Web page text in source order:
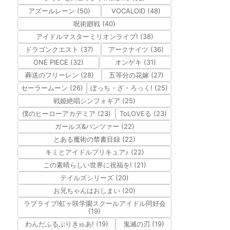
アズールレーン (50)
VOCALOID (48)
呪術廻戦 (40)
アイドルマスターミリオンライブ! (38)
ドラゴンクエスト (37)
アークナイツ (36)
ONE PIECE (32)
オンゲキ (31)
葬送のフリーレン (28)
五等分の花嫁 (27)
セーラームーン (26)
ぼっち・ざ・ろっく! (25)
戦姫絶唱シンフォギア (25)
僕のヒーローアカデミア (23)
ToLOVEる (23)
ガールズ&パンツァー (22)
とある魔術の禁書目録 (22)
キミとアイドルプリキュア♪ (22)
この素晴らしい世界に祝福を! (21)
テイルズシリーズ (20)
お兄ちゃんはおしまい (20)
ラブライブ!虹ヶ咲学園スクールアイドル同好会
(19)
わんだふるぷりきゅあ! (19)
鬼滅の刃 (19)